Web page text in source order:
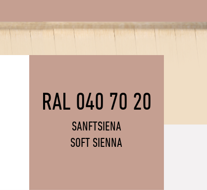
RAL 040 70 20
SANFTSIENA
SOFT SIENNA